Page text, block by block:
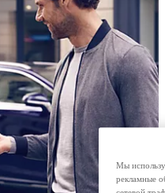
Мы
рекламные